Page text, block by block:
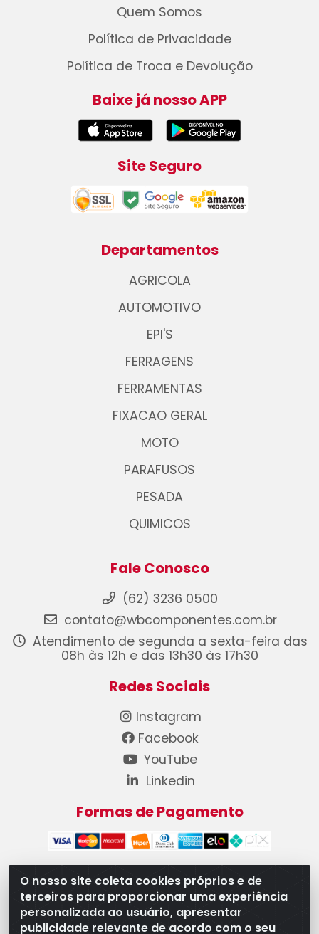
O nosso site coleta cookies próprios e de
terceiros para proporcionar uma experiência
personalizada ao usuário, apresentar
publicidade relevante de acordo com o seu
Quem Somos
Política de Privacidade
Política de Troca e Devolução
Baixe já nosso APP
Site Seguro
Departamentos
AGRICOLA
AUTOMOTIVO
EPI'S
FERRAGENS
FERRAMENTAS
FIXACAO GERAL
MOTO
PARAFUSOS
PESADA
QUIMICOS
Fale Conosco
(62) 3236 0500
contato@wbcomponentes.com.br
Atendimento de segunda a sexta-feira das
08h às 12h e das 13h30 às 17h30
Redes Sociais
Instagram
Facebook
YouTube
Linkedin
Formas de Pagamento
WB Componentes Automotivos LTDA - CNPJ
08.528.393/0001-12 - Rua do Níquel, 667 - Parque
Oeste Industrial, Goiânia/GO - CEP 74375-660